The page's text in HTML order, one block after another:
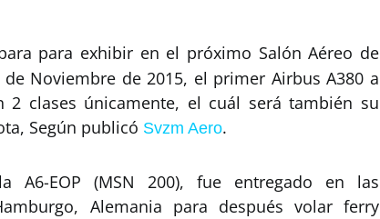
para exhibir en el próximo Salón Aéreo de
Noviembre de 2015, el primer Airbus A380 a
2 clases únicamente, el cuál será también su
Según publicó Svzm Aero.
A6-EOP (MSN 200), fue entregado en las
Alemania para después volar ferry